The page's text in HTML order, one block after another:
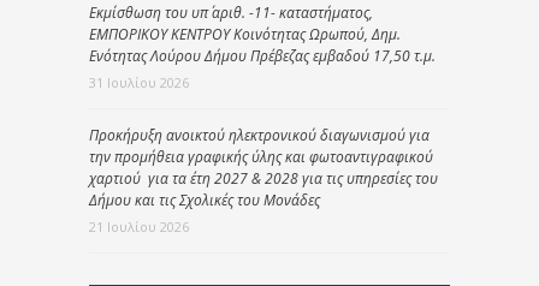
Εκμίσθωση του υπ΄ αριθ. -11- καταστήματος,
ΕΜΠΟΡΙΚΟΥ ΚΕΝΤΡΟΥ Κοινότητας Ωρωπού, Δημ.
Ενότητας Λούρου Δήμου Πρέβεζας εμβαδού 17,50 τ.μ.
31 Ιουλίου 2026
Προκήρυξη ανοικτού ηλεκτρονικού διαγωνισμού για
την προμήθεια γραφικής ύλης και φωτοαντιγραφικού
χαρτιού για τα έτη 2027 & 2028 για τις υπηρεσίες του
Δήμου και τις Σχολικές του Μονάδες
21 Ιουλίου 2026